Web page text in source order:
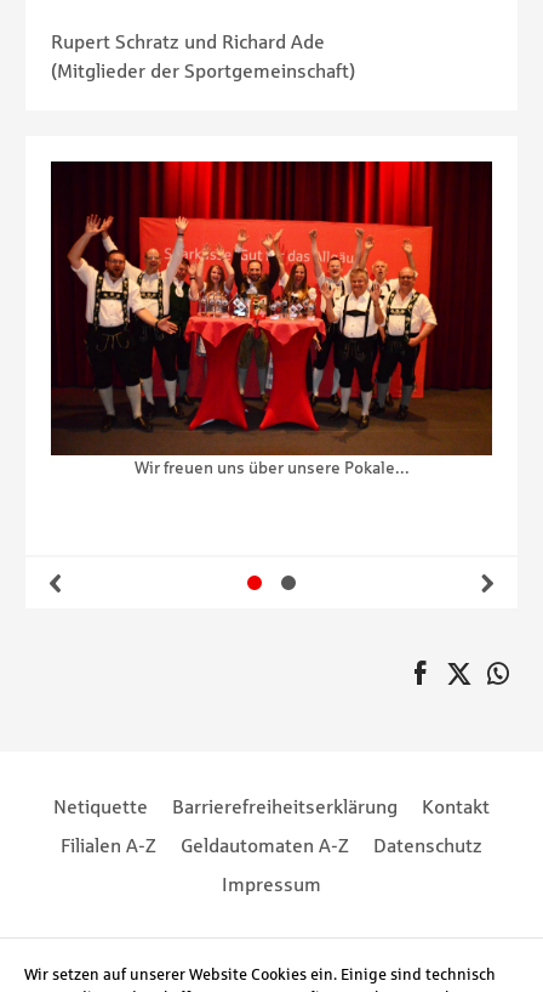
Rupert Schratz und Richard Ade
(Mitglieder der Sportgemeinschaft)
.. und bekamen auch für die Organisation von unserem
Gehe zu Slide 1
auf
Footernavigation
Netiquette Barrierefreiheitserklärung
Kontakt
Filialen A-Z
Geldautomaten A-Z
Datenschutz
Impressum
Wir setzen auf unserer Website Cookies ein. Einige sind technisch